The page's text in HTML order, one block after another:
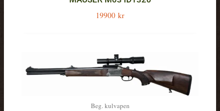
19900 kr
Beg. kulvapen